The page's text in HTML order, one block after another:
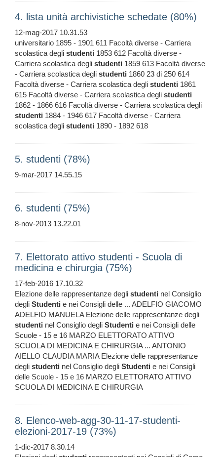
4. lista unità archivistiche schedate (80%)
12-mag-2017 10.31.53
universitario 1895 - 1901 611 Facoltà diverse - Carriera
scolastica degli studenti 1853 612 Facoltà diverse -
Carriera scolastica degli studenti 1859 613 Facoltà diverse
- Carriera scolastica degli studenti 1860 23 di 250 614
Facoltà diverse - Carriera scolastica degli studenti 1861
615 Facoltà diverse - Carriera scolastica degli studenti
1862 - 1866 616 Facoltà diverse - Carriera scolastica degli
studenti 1884 - 1946 617 Facoltà diverse - Carriera
scolastica degli studenti 1890 - 1892 618
5. studenti (78%)
9-mar-2017 14.55.15
6. studenti (75%)
8-nov-2013 13.22.01
7. Elettorato attivo studenti - Scuola di
medicina e chirurgia (75%)
17-feb-2016 17.10.32
Elezione delle rappresentanze degli studenti nel Consiglio
degli Studenti e nei Consigli delle ... ADELFIO GIACOMO
ADELFIO MANUELA Elezione delle rappresentanze degli
studenti nel Consiglio degli Studenti e nei Consigli delle
Scuole - 15 e 16 MARZO ELETTORATO ATTIVO
SCUOLA DI MEDICINA E CHIRURGIA ... ANTONIO
AIELLO CLAUDIA MARIA Elezione delle rappresentanze
degli studenti nel Consiglio degli Studenti e nei Consigli
delle Scuole - 15 e 16 MARZO ELETTORATO ATTIVO
SCUOLA DI MEDICINA E CHIRURGIA
8. Elenco-web-agg-30-11-17-studenti-
elezioni-2017-19 (73%)
1-dic-2017 8.30.14